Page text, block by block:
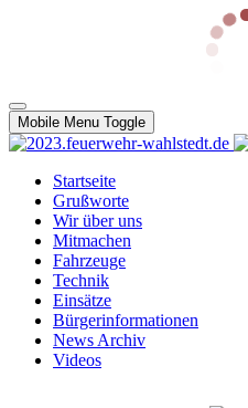
Mobile Menu Toggle
Startseite
Grußworte
Wir über uns
Mitmachen
Fahrzeuge
Technik
Einsätze
Bürgerinformationen
News Archiv
Videos